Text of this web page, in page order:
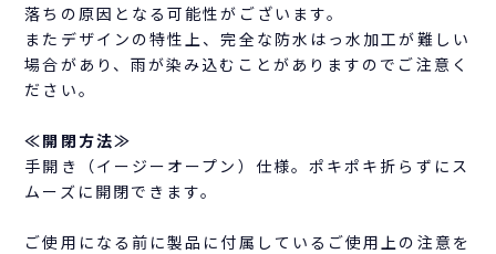
落ちの原因となる可能性がございます。
またデザインの特性上、完全な防水はっ水加工が難しい
場合があり、雨が染み込むことがありますのでご注意く
ださい。
≪開閉方法≫
手開き（イージーオープン）仕様。ポキポキ折らずにス
ムーズに開閉できます。
ご使用になる前に製品に付属しているご使用上の注意を